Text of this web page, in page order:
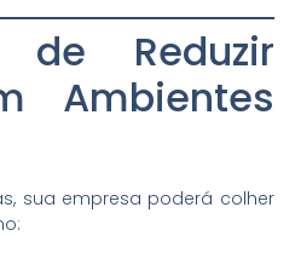
de Reduzir
Ambientes
sua empresa poderá colher